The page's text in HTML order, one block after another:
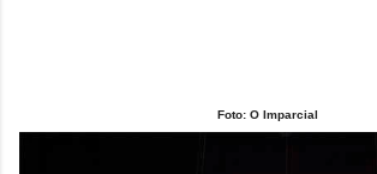
Foto: O Imparcial